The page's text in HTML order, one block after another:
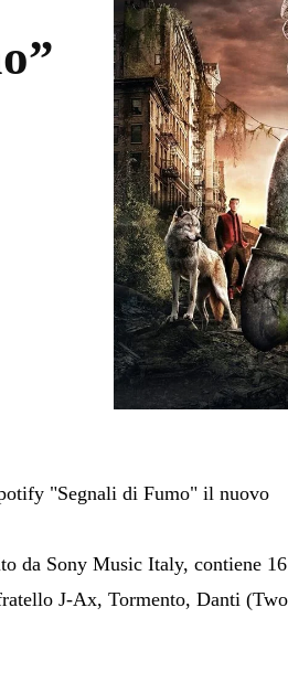
"Segnali di Fumo" il nuovo
da Sony Music Italy, contiene 16
J-Ax, Tormento, Danti (Two